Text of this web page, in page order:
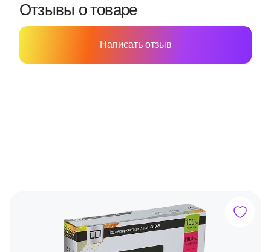
Отзывы о товаре
Написать отзыв